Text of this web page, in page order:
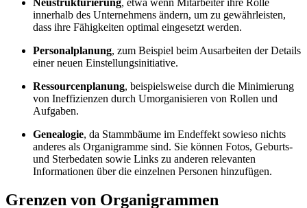
innerhalb des Unternehmens ändern, um zu gewährleisten,
dass ihre Fähigkeiten optimal eingesetzt werden.
Personalplanung, zum Beispiel beim Ausarbeiten der Details
einer neuen Einstellungsinitiative.
Ressourcenplanung, beispielsweise durch die Minimierung
von Ineffizienzen durch Umorganisieren von Rollen und
Aufgaben.
Genealogie, da Stammbäume im Endeffekt sowieso nichts
anderes als Organigramme sind. Sie können Fotos, Geburts-
und Sterbedaten sowie Links zu anderen relevanten
Informationen über die einzelnen Personen hinzufügen.
Grenzen von Organigrammen